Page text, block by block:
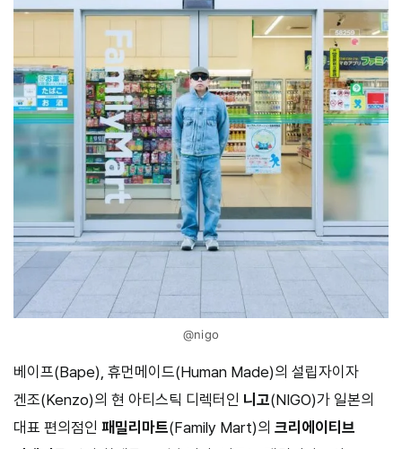
@nigo
베이프(Bape), 휴먼메이드(Human Made)의 설립자이자
겐조(Kenzo)의 현 아티스틱 디렉터인 니고(NIGO)가 일본의
대표 편의점인 패밀리마트(Family Mart)의 크리에이티브